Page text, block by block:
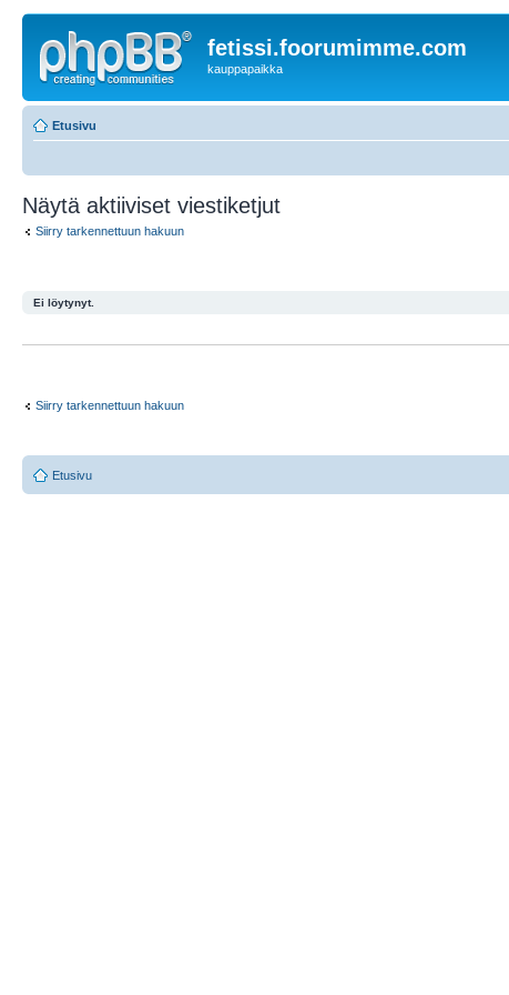
fetissi.foorumimme.com
kauppapaikka
Etusivu
Näytä aktiiviset viestiketjut
Siirry tarkennettuun hakuun
Ei löytynyt.
Siirry tarkennettuun hakuun
Etusivu